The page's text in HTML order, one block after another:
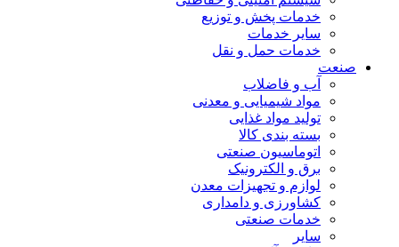
خدمات پخش و توزیع
سایر خدمات
خدمات حمل و نقل
صنعت
آب و فاضلاب
مواد شیمیایی و معدنی
تولید مواد غذایی
بسته بندی کالا
اتوماسیون صنعتی
برق و الکترونیک
لوازم و تجهیزات معدن
کشاورزی و دامداری
خدمات صنعتی
سایر